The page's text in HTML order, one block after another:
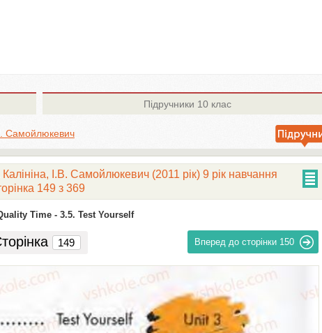
Підручники 10 клас
Самойлюкевич
І.В. Самойлюкевич (2011 рік) 9 рік навчання
149 з 369
Time - 3.5. Test Yourself
Вперед до сторінки 150